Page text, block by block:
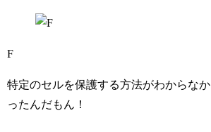
F
特定のセルを保護する方法がわからなか
ったんだもん！